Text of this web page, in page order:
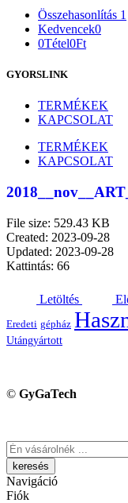
Összehasonlítás 1
Kedvencek0
0Tétel0Ft
GYORSLINK
TERMÉKEK
KAPCSOLAT
TERMÉKEK
KAPCSOLAT
File size: 529.43 KB
Created: 2023-09-28
Updated: 2023-09-28
Kattintás: 66
Letöltés
Eredeti gépház
Utángyártott
© GyGaTech
Keresés
Navigáció
Fiók